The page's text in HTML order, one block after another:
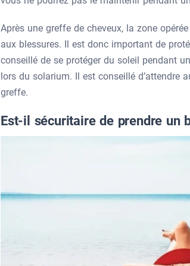
Après une greffe de cheveux, la zone
aux blessures. Il est donc important de
conseillé de se protéger du soleil pendant
lors du solarium. Il est conseillé d’attendre
greffe.
Est-il sécuritaire de prendre un